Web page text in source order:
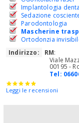
Implantologia
Sedazione
Parodontologia
Mascherine
Ortodonzia
Indirizzo:
RM:
Viale
00195 -
Tel:
Leggi le recensioni